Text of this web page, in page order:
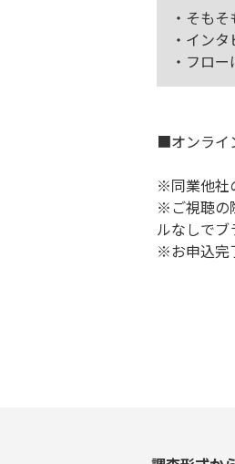
・そも
・イン
・フロ
■オンライ
※同業他社
※ご視聴の
ルなしでブ
※お申込完